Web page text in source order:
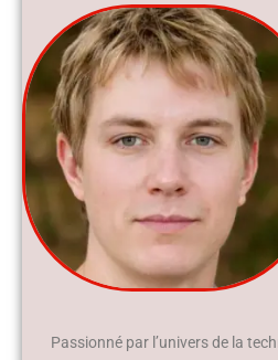
Passionné par l’univers de la